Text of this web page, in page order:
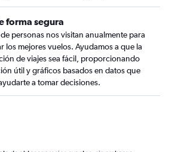
forma segura
personas nos visitan anualmente para
los mejores vuelos. Ayudamos a que la
de viajes sea fácil, proporcionando
útil y gráficos basados en datos que
a tomar decisiones.